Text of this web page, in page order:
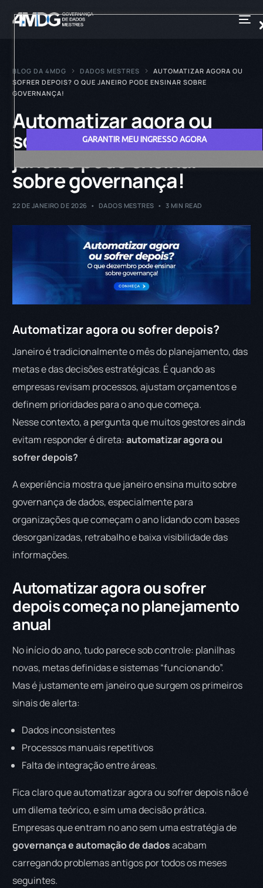
GARANTIR MEU INGRESSO AGORA
BLOG DA 4MDG DADOS MESTRES
AUTOMATIZAR AGORA OU
SOFRER DEPOIS? O QUE JANEIRO PODE ENSINAR SOBRE
GOVERNANÇA!
Automatizar agora ou
sofrer depois? O que
janeiro pode ensinar
sobre governança!
22 DE JANEIRO DE 2026 DADOS MESTRES 3 MIN READ
Automatizar agora ou sofrer depois?
Janeiro é tradicionalmente o mês do planejamento, das
metas e das decisões estratégicas. É quando as
empresas revisam processos, ajustam orçamentos e
definem prioridades para o ano que começa.
Nesse contexto, a pergunta que muitos gestores ainda
evitam responder é direta:automatizar agora ou
sofrer depois?
A experiência mostra que janeiro ensina muito sobre
governança de dados, especialmente para
organizações que começam o ano lidando com bases
desorganizadas, retrabalho e baixa visibilidade das
informações.
Automatizar agora ou sofrer
depois começa no planejamento
anual
No início do ano, tudo parece sob controle: planilhas
novas, metas definidas e sistemas “funcionando”.
Mas é justamente em janeiro que surgem os primeiros
sinais de alerta:
Dados inconsistentes
Processos manuais repetitivos
Falta de integração entre áreas.
Fica claro que automatizar agora ou sofrer depois não é
um dilema teórico, e sim uma decisão prática.
Empresas que entram no ano sem uma estratégia de
governança e automação de dadosacabam
carregando problemas antigos por todos os meses
seguintes.